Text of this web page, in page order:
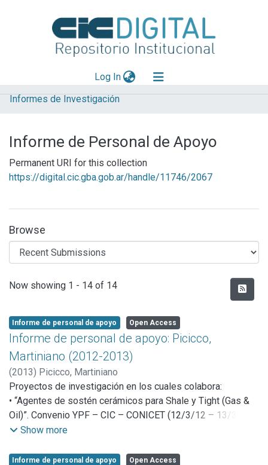
Log In(current)
Explorar
Aportar material
Statistics
Informes de Investigación
Informe de Personal de Apoyo
Permanent URI for this collection
https://digital.cic.gba.gob.ar/handle/11746/2067
Browse
Recent Submissions
Now showing 1 - 14 of 14
Informe de personal de apoyo Open Access
Informe de personal de apoyo: Picicco,
Martiniano (2012-2013)
(2013) Picicco, Martiniano
Proyectos de investigación en los cuales colabora:
• “Agentes de sostén cerámicos para Shale y Tight (Gas &
Oil)”. Convenio YPF – CIC – CONICET (12/3/12 – 13/3/13)
• “Procesamiento, propiedades y comportamiento de
investigación a cargo del Investigador CIC Dr. Nicolás M.
Show more
Informe de personal de apoyo Open Access